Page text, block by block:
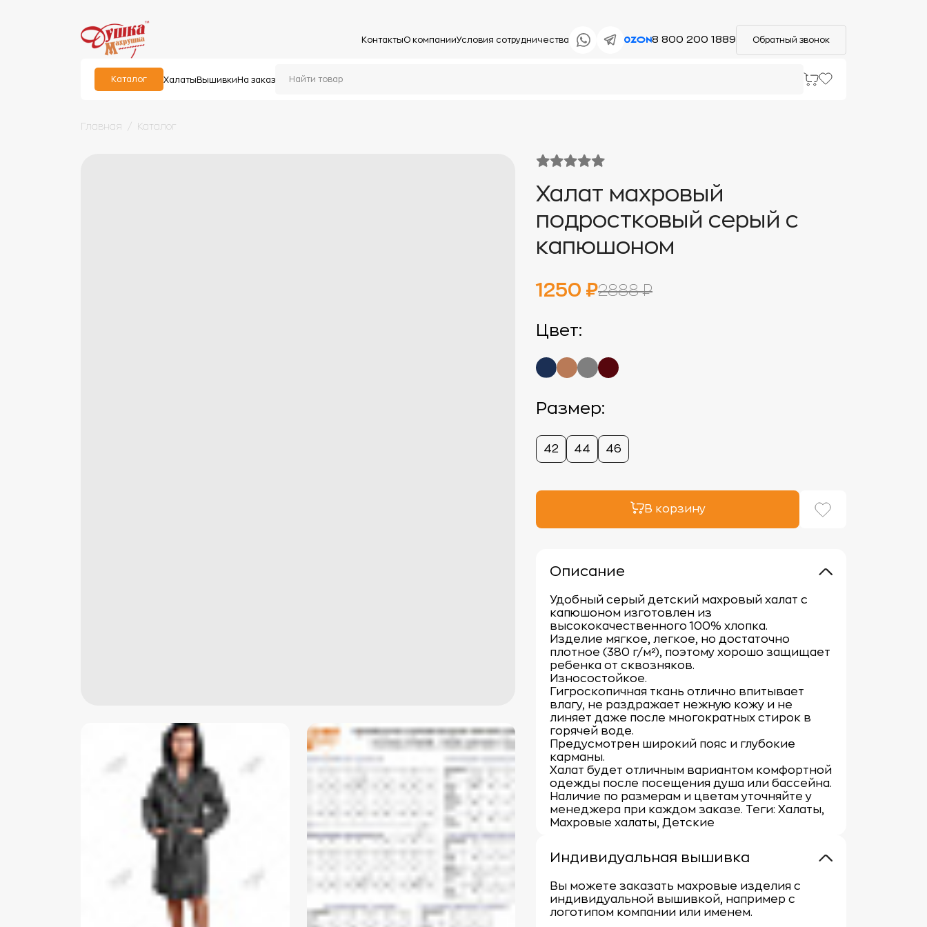
КонтактыО компанииУсловия сотрудничества 8 800 200 1889 Обратный звонок
Каталог Халаты Вышивки На заказ
Главная Каталог
Халат махровый
подростковый серый с
капюшоном
1250 ₽2888 ₽
Цвет:
Размер:
42 44 46
В корзину
Описание
Удобный серый детский махровый халат с
капюшоном изготовлен из
высококачественного 100% хлопка.
Изделие мягкое, легкое, но достаточно
плотное (380 г/м²), поэтому хорошо защищает
ребенка от сквозняков.
Износостойкое.
Гигроскопичная ткань отлично впитывает
влагу, не раздражает нежную кожу и не
линяет даже после многократных стирок в
горячей воде.
Предусмотрен широкий пояс и глубокие
карманы.
Халат будет отличным вариантом комфортной
одежды после посещения душа или бассейна.
Наличие по размерам и цветам уточняйте у
менеджера при каждом заказе. Теги: Халаты,
Махровые халаты, Детские
Индивидуальная вышивка
Вы можете заказать махровые изделия с
индивидуальной вышивкой, например с
логотипом компании или именем.